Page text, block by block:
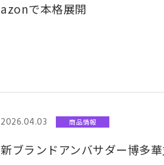
azonで本格展開
2026.04.03 商品情報
新ブランドアンバサダー博多